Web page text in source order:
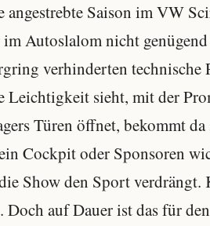
angestrebte Saison im VW
Autoslalom nicht
verhinderten
Leichtigkeit sieht, mit der
Türen öffnet, bekommt
Cockpit oder Sponsoren
Show den Sport
Doch auf Dauer ist das für